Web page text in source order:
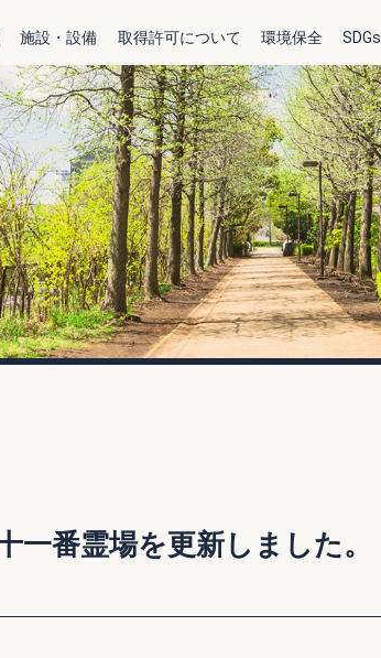
施設・設備 取得許可について 環境保全 SDGs
番霊場を更新しました。